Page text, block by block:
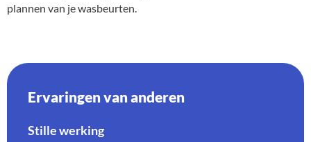
plannen van je wasbeurten.
Ervaringen van anderen
Stille werking